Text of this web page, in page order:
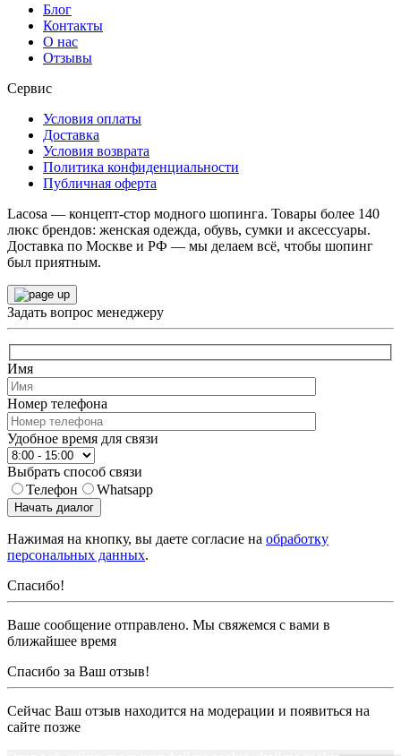
Блог
Контакты
О нас
Отзывы
Сервис
Условия оплаты
Доставка
Условия возврата
Политика конфиденциальности
Публичная оферта
Lacosa — концепт-стор модного шопинга. Товары более 140
люкс брендов: женская одежда, обувь, сумки и аксессуары.
Доставка по Москве и РФ — мы делаем всё, чтобы шопинг
был приятным.
Задать вопрос менеджеру
Имя
Номер телефона
Удобное время для связи
Выбрать способ связи
Телефон
Whatsapp
Начать диалог
Нажимая на кнопку, вы даете согласие на обработку
персональных данных.
Спасибо!
Ваше сообщение отправлено. Мы свяжемся с вами в
ближайшее время
Спасибо за Ваш отзыв!
Сейчас Ваш отзыв находится на модерации и появиться на
сайте позже